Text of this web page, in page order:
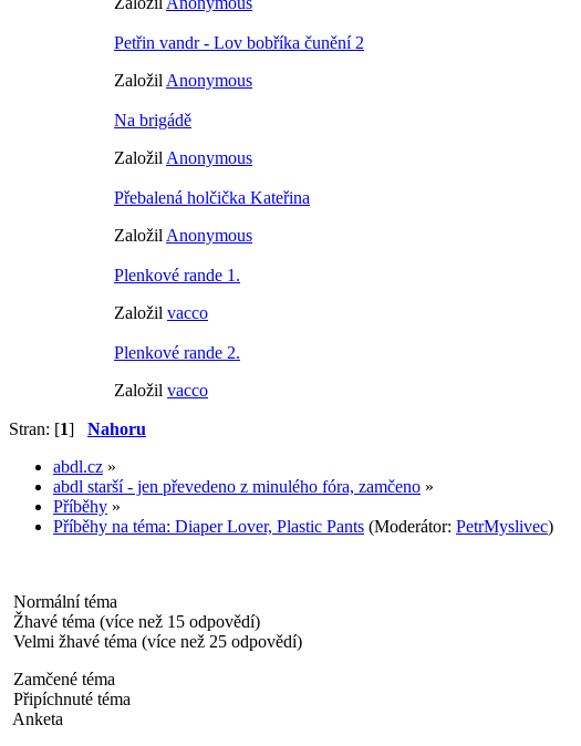
Petřin vandr - Lov bobříka čunění 2
Založil Anonymous
Na brigádě
Založil Anonymous
Přebalená holčička Kateřina
Založil Anonymous
Plenkové rande 1.
Založil vacco
Plenkové rande 2.
Založil vacco
Stran: [1] Nahoru
abdl.cz »
abdl starší - jen převedeno z minulého fóra, zamčeno »
Příběhy »
Příběhy na téma: Diaper Lover, Plastic Pants (Moderátor: PetrMyslivec)
Normální téma
Žhavé téma (více než 15 odpovědí)
Velmi žhavé téma (více než 25 odpovědí)
Zamčené téma
Připíchnuté téma
Anketa